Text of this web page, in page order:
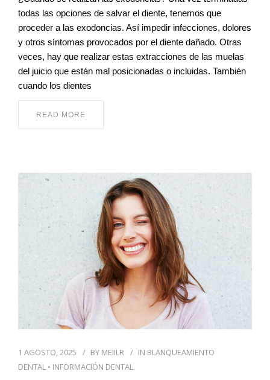
todas las opciones de salvar el diente, tenemos que
proceder a las exodoncias. Así impedir infecciones, dolores
y otros síntomas provocados por el diente dañado. Otras
veces, hay que realizar estas extracciones de las muelas
del juicio que están mal posicionadas o incluidas. También
cuando los dientes
READ MORE
1 AGOSTO, 2025 BY MEIILR IN BLANQUEAMIENTO
DENTAL • INFORMACIÓN DENTAL